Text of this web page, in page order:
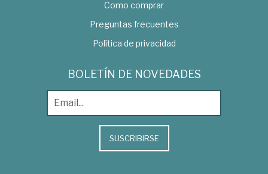
Como comprar
Preguntas frecuentes
Política de privacidad
BOLETÍN DE NOVEDADES
SUSCRIBIRSE